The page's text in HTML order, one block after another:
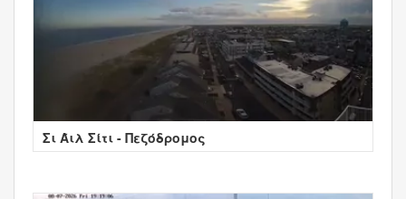
Σι Άιλ Σίτι - Πεζόδρομος